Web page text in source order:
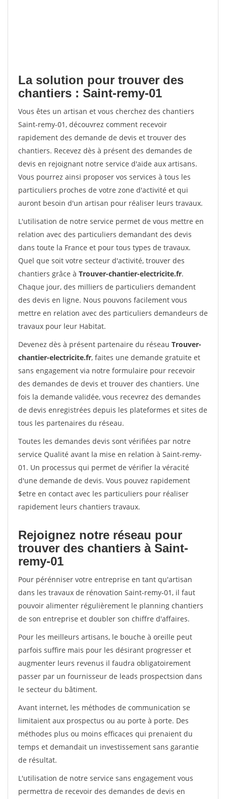
La solution pour trouver des
chantiers : Saint-remy-01
Vous êtes un artisan et vous cherchez des chantiers
Saint-remy-01, découvrez comment recevoir
rapidement des demande de devis et trouver des
chantiers. Recevez dès à présent des demandes de
devis en rejoignant notre service d'aide aux artisans.
Vous pourrez ainsi proposer vos services à tous les
particuliers proches de votre zone d'activité et qui
auront besoin d'un artisan pour réaliser leurs travaux.
L'utilisation de notre service permet de vous mettre en
relation avec des particuliers demandant des devis
dans toute la France et pour tous types de travaux.
Quel que soit votre secteur d'activité, trouver des
chantiers grâce à Trouver-chantier-electricite.fr.
Chaque jour, des milliers de particuliers demandent
des devis en ligne. Nous pouvons facilement vous
mettre en relation avec des particuliers demandeurs de
travaux pour leur Habitat.
Devenez dès à présent partenaire du réseau Trouver-
chantier-electricite.fr, faites une demande gratuite et
sans engagement via notre formulaire pour recevoir
des demandes de devis et trouver des chantiers. Une
fois la demande validée, vous recevrez des demandes
de devis enregistrées depuis les plateformes et sites de
tous les partenaires du réseau.
Toutes les demandes devis sont vérifiées par notre
service Qualité avant la mise en relation à Saint-remy-
01. Un processus qui permet de vérifier la véracité
d'une demande de devis. Vous pouvez rapidement
$etre en contact avec les particuliers pour réaliser
rapidement leurs chantiers travaux.
Rejoignez notre réseau pour
trouver des chantiers à Saint-
remy-01
Pour pérénniser votre entreprise en tant qu'artisan
dans les travaux de rénovation Saint-remy-01, il faut
pouvoir alimenter régulièrement le planning chantiers
de son entreprise et doubler son chiffre d'affaires.
Pour les meilleurs artisans, le bouche à oreille peut
parfois suffire mais pour les désirant progresser et
augmenter leurs revenus il faudra obligatoirement
passer par un fournisseur de leads prospectsion dans
le secteur du bâtiment.
Avant internet, les méthodes de communication se
limitaient aux prospectus ou au porte à porte. Des
méthodes plus ou moins efficaces qui prenaient du
temps et demandait un investissement sans garantie
de résultat.
L'utilisation de notre service sans engagement vous
permettra de recevoir des demandes de devis en